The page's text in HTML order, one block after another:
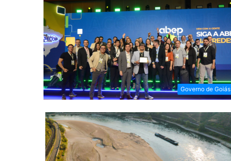
Governo de Goiás